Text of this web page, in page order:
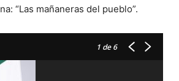
“Las mañaneras del pueblo”.
1 de 6